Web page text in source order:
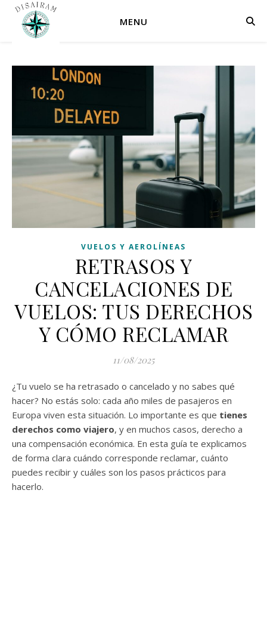
MENU
VUELOS Y AEROLÍNEAS
RETRASOS Y
CANCELACIONES DE
VUELOS: TUS DERECHOS
Y CÓMO RECLAMAR
11/08/2025
¿Tu vuelo se ha retrasado o cancelado y no sabes qué
hacer? No estás solo: cada año miles de pasajeros en
Europa viven esta situación. Lo importante es que tienes
derechos como viajero, y en muchos casos, derecho a
una compensación económica. En esta guía te explicamos
de forma clara cuándo corresponde reclamar, cuánto
puedes recibir y cuáles son los pasos prácticos para
hacerlo.